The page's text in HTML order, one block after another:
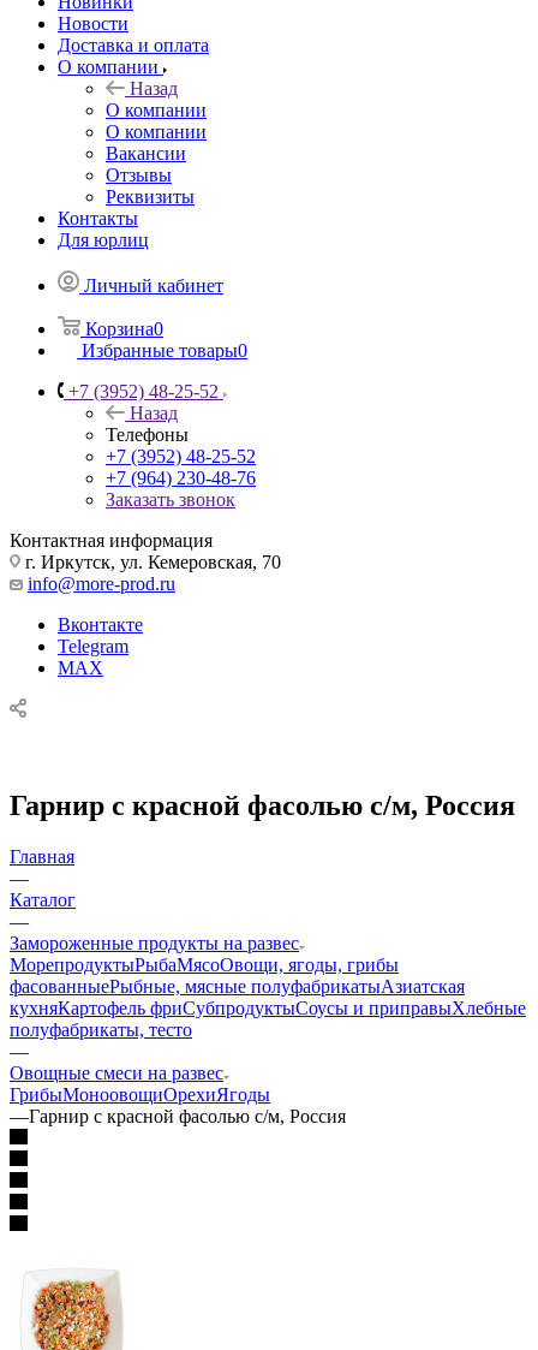
Новости
Доставка и оплата
О компании
Назад
О компании
О компании
Вакансии
Отзывы
Реквизиты
Контакты
Для юрлиц
Личный кабинет
Корзина0
Избранные товары0
+7 (3952) 48-25-52
Назад
Телефоны
+7 (3952) 48-25-52
+7 (964) 230-48-76
Заказать звонок
Контактная информация
г. Иркутск, ул. Кемеровская, 70
info@more-prod.ru
Вконтакте
Telegram
MAX
Гарнир с красной фасолью с/м, Россия
Главная
—
Каталог
—
Замороженные продукты на развес
МорепродуктыРыбаМясоОвощи, ягоды, грибы
фасованныеРыбные, мясные полуфабрикатыАзиатская
кухняКартофель фриСубпродуктыСоусы и приправыХлебные
полуфабрикаты, тесто
—
Овощные смеси на развес
ГрибыМоноовощиОрехиЯгоды
—Гарнир с красной фасолью с/м, Россия